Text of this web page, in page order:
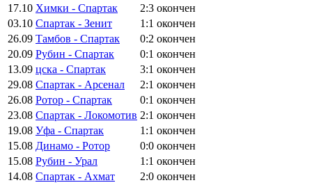
17.10 Химки - Спартак 2:3 окончен
03.10 Спартак - Зенит 1:1 окончен
26.09 Тамбов - Спартак 0:2 окончен
20.09 Рубин - Спартак 0:1 окончен
13.09 цска - Спартак 3:1 окончен
29.08 Спартак - Арсенал 2:1 окончен
26.08 Ротор - Спартак 0:1 окончен
23.08 Спартак - Локомотив 2:1 окончен
19.08 Уфа - Спартак 1:1 окончен
15.08 Динамо - Ротор 0:0 окончен
15.08 Рубин - Урал 1:1 окончен
14.08 Спартак - Ахмат 2:0 окончен